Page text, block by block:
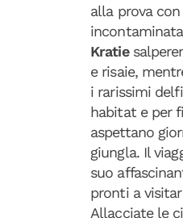
alla prova
Kratie
e risaie,
i rarissimi
habitat e per
aspettano
giungla. Il
suo
pronti a
Allacciate le